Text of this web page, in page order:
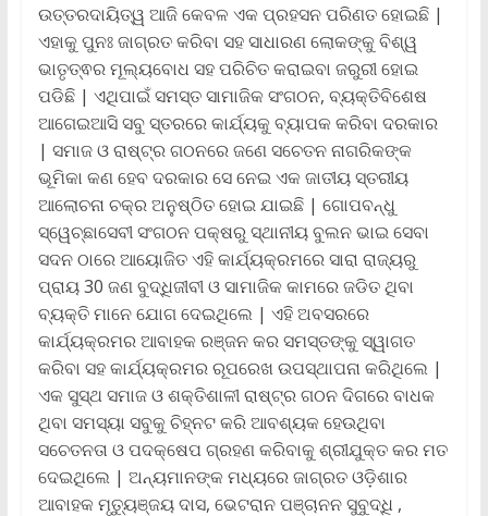
ଉତ୍ତରଦାୟିତ୍ୱ ଆଜି କେବଳ ଏକ ପ୍ରହସନ ପରିଣତ ହୋଇଛି |
ଏହାକୁ ପୁନଃ ଜାଗ୍ରତ କରିବା ସହ ସାଧାରଣ ଲୋକଙ୍କୁ ବିଶ୍ୱ
ଭାତୃତ୍ଵର ମୂଲ୍ୟବୋଧ ସହ ପରିଚିତ କରାଇବା ଜରୁରୀ ହୋଇ
ପଡିଛି | ଏଥିପାଇଁ ସମସ୍ତ ସାମାଜିକ ସଂଗଠନ, ବ୍ୟକ୍ତିବିଶେଷ
ଆଗେଇଆସି ସବୁ ସ୍ତରରେ କାର୍ଯ୍ୟକୁ ବ୍ୟାପକ କରିବା ଦରକାର
| ସମାଜ ଓ ରାଷ୍ଟ୍ର ଗଠନରେ ଜଣେ ସଚେତନ ନାଗରିକଙ୍କ
ଭୂମିକା କଣ ହେବ ଦରକାର ସେ ନେଇ ଏକ ଜାତୀୟ ସ୍ତରୀୟ
ଆଲୋଚନା ଚକ୍ର ଅନୁଷ୍ଠିତ ହୋଇ ଯାଇଛି | ଗୋପବନ୍ଧୁ
ସ୍ୱେଚ୍ଛାସେବୀ ସଂଗଠନ ପକ୍ଷରୁ ସ୍ଥାନୀୟ ବୁଲନ ଭାଇ ସେବା
ସଦନ ଠାରେ ଆୟୋଜିତ ଏହି କାର୍ଯ୍ୟକ୍ରମରେ ସାରା ରାଜ୍ୟରୁ
ପ୍ରାୟ 30 ଜଣ ବୁଦ୍ଧିଜୀବୀ ଓ ସାମାଜିକ କାମରେ ଜଡିତ ଥିବା
ବ୍ୟକ୍ତି ମାନେ ଯୋଗ ଦେଇଥିଲେ | ଏହି ଅବସରରେ
କାର୍ଯ୍ୟକ୍ରମର ଆବାହକ ରଞ୍ଜନ କର ସମସ୍ତଙ୍କୁ ସ୍ୱାଗତ
କରିବା ସହ କାର୍ଯ୍ୟକ୍ରମର ରୂପରେଖ ଉପସ୍ଥାପନା କରିଥିଲେ |
ଏକ ସୁସ୍ଥ ସମାଜ ଓ ଶକ୍ତିଶାଳୀ ରାଷ୍ଟ୍ର ଗଠନ ଦିଗରେ ବାଧକ
ଥିବା ସମସ୍ୟା ସବୁକୁ ଚିହ୍ନଟ କରି ଆବଶ୍ୟକ ହେଉଥିବା
ସଚେତନତା ଓ ପଦକ୍ଷେପ ଗ୍ରହଣ କରିବାକୁ ଶ୍ରୀଯୁକ୍ତ କର ମତ
ଦେଇଥିଲେ | ଅନ୍ୟମାନଙ୍କ ମଧ୍ୟରେ ଜାଗ୍ରତ ଓଡ଼ିଶାର
ଆବାହକ ମୃତ୍ୟୁଞ୍ଜୟ ଦାସ, ଭେଟରାନ ପଞ୍ଚାନନ ସୁବୁଦ୍ଧି ,